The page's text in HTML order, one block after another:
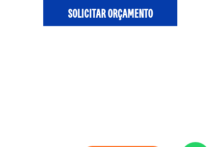
SOLICITAR ORÇAMENTO